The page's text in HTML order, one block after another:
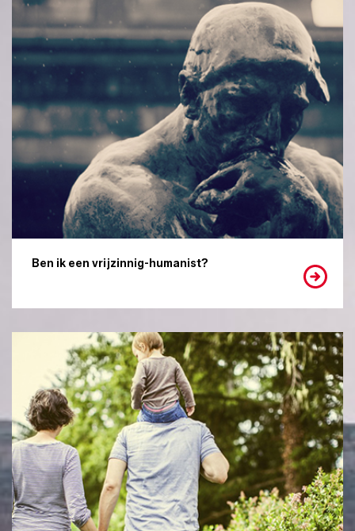
Ben ik een vrijzinnig-humanist?